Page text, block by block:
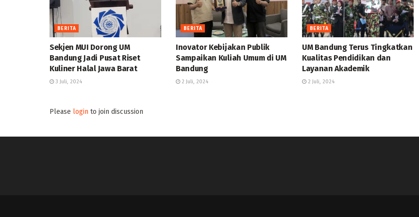
BERITA
Sekjen MUI Dorong UM
Bandung Jadi Pusat Riset
Kuliner Halal Jawa Barat
3 Juli, 2024
BERITA
Inovator Kebijakan Publik
Sampaikan Kuliah Umum di UM
Bandung
2 Juli, 2024
BERITA
UM Bandung Terus Tingkatkan
Kualitas Pendidikan dan
Layanan Akademik
2 Juli, 2024
Please login to join discussion